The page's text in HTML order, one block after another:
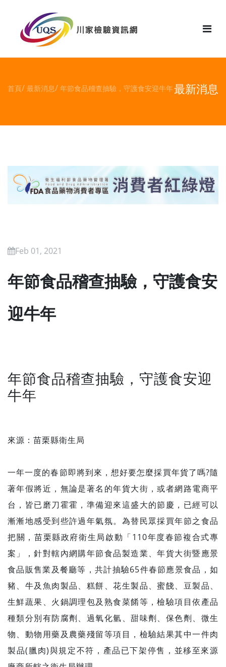
首頁 最新消息 年節食品稽查抽驗，守護食安迎牛年最新消息
Feb 01, 2021
年節食品稽查抽驗，守護食安
迎牛年
年節食品稽查抽驗，守護食安迎
牛年
來源：苗栗縣衛生局
一年一度的春節即將到來，想好要怎麼採買年貨了嗎?隨
著年假將近，無論是著名的年貨大街，或者網路電商平
台，皆已磨刀霍霍，準備迎來這盛大的節慶，已經可以
漸漸地感受到些許過年氣氛。為替民眾採買年節之食品
把關，苗栗縣政府衛生局啟動「110年度春節複合式專
案」，針對轄內網購年節食品製造業、年貨大街暨應景
食品販售業及餐廳等，共計抽驗65件春節應景食品，如
豬、牛及魚肉製品、糕餅、花生製品、蜜餞、豆製品、
生鮮蔬果、火鍋調理包及熟食菜餚等，檢驗項目依產品
種類分別有防腐劑、過氧化氫、甜味劑、保色劑、微生
物、動物用藥及農藥殘留等項目，檢驗結果其中一件肉
製品(臘肉)與規定不符，產品已下架停售，並移至來源